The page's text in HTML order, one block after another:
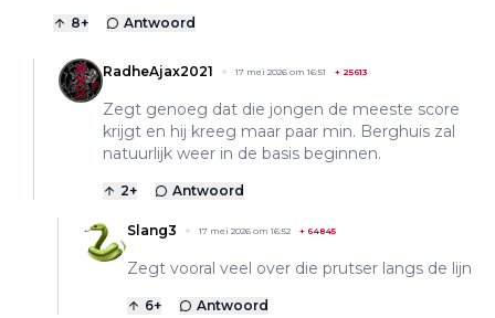
8+ Antwoord
RadheAjax2021 17 mei 2026 om 16:51 + 25613
Zegt genoeg dat die jongen de meeste score
krijgt en hij kreeg maar paar min. Berghuis zal
natuurlijk weer in de basis beginnen.
2+ Antwoord
Slang3 17 mei 2026 om 16:52 + 64845
Zegt vooral veel over die prutser langs de lijn
6+ Antwoord